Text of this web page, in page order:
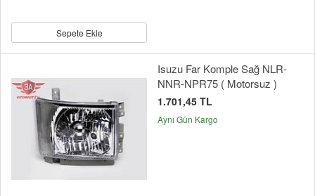
Sepete Ekle
Isuzu Far Komple Sağ NLR-
NNR-NPR75 ( Motorsuz )
1.701,45 TL
Aynı Gün Kargo